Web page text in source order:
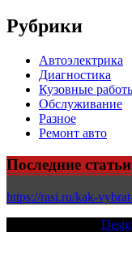
Рубрики
Автоэлектрика
Диагностика
Кузовные
Обслуживание
Разное
Ремонт авто
Последние статьи
https://rasi.ru/kak-